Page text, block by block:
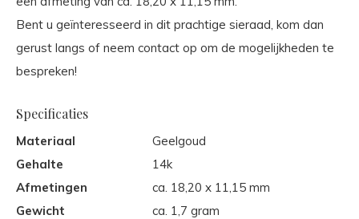
Bent u geïnteresseerd in dit prachtige sieraad, kom dan
gerust langs of neem contact op om de mogelijkheden te
bespreken!
Specificaties
Materiaal
Geelgoud
Gehalte
14k
Afmetingen
ca. 18,20 x 11,15 mm
Gewicht
ca. 1,7 gram